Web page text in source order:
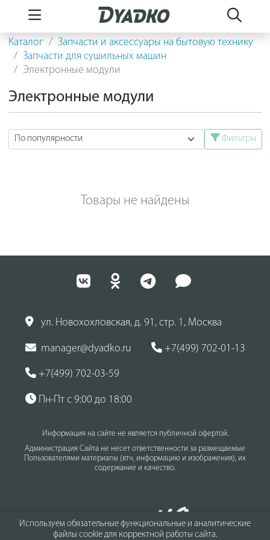
Каталог
Запчасти и аксессуары на бытовую технику
Запчасти для сушильных машин
Электронные модули
Электронные модули
Фильтры
Товары не найдены
Используем обязательные функциональные и аналитические
файлы cookie для корректной работы сайта.
ул. Новохохловская, д. 91, стр. 1, Москва
manager@dyadko.ru +7(499) 702-01-13
+7(499) 702-03-59
Пн-Пт с 9:00 до 18:00
Информация на сайте не является публичной офертой.
Администрация Сайта не несет ответственности за размещаемые
Пользователями материалы (втч, информацию и изображения), их
содержание и качество.